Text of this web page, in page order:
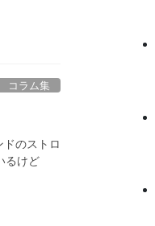
コラム集
のストロ
るけど